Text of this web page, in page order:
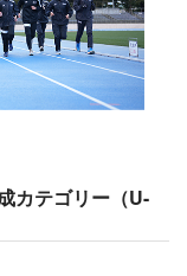
カテゴリー（U-